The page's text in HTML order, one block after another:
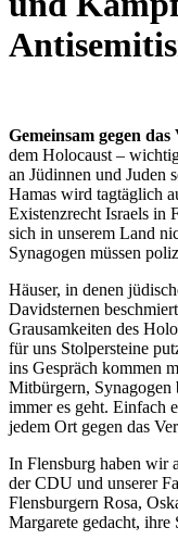
Gemeinsam gegen das
dem Holocaust –
an Jüdinnen und Juden
Hamas wird tagtäglich
Existenzrecht Israels in
sich in unserem Land
Synagogen müssen
Häuser, in denen
Davidsternen
Grausamkeiten des
für uns Stolpersteine
ins Gespräch kommen
Mitbürgern, Synagogen
immer es geht. Einfach
jedem Ort gegen das
In Flensburg haben wir
der CDU und unserer
Flensburgern Rosa,
Margarete gedacht, ihre